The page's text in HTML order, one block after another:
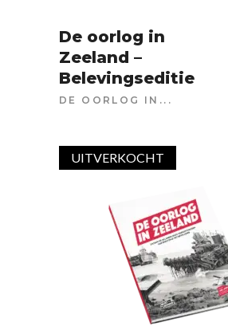
IN WINKELWAGEN
De oorlog in
Zeeland –
Belevingseditie
DE OORLOG IN...
UITVERKOCHT